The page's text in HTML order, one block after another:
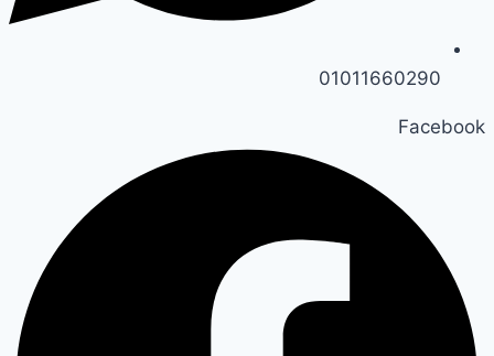
01011660290
Facebook